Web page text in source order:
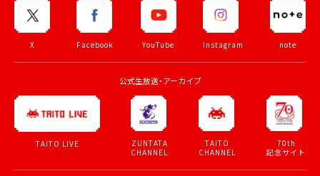
X Facebook YouTube Instagram note
公式生放送・アーカイブ
TAITO LIVE
ZUNTATA
CHANNEL
TAITO
CHANNEL
70th
記念サイト